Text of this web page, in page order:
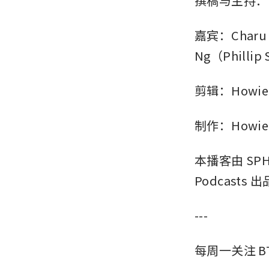
嘉宾：
Ng（Phillip
剪辑：
制作：
本播客由
Podcasts 出
---
每周一关注